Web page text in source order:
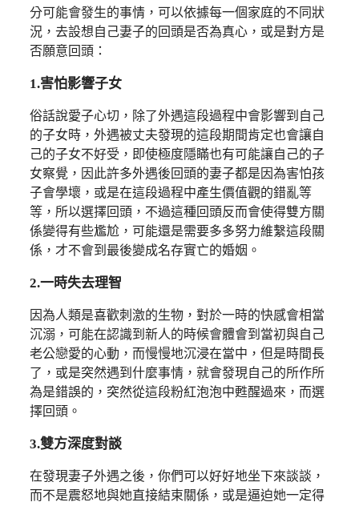
分可能會發生的事情，可以依據每一個家庭的不同狀
況，去設想自己妻子的回頭是否為真心，或是對方是
否願意回頭：
1.害怕影響子女
俗話說愛子心切，除了外遇這段過程中會影響到自己
的子女時，外遇被丈夫發現的這段期間肯定也會讓自
己的子女不好受，即使極度隱瞞也有可能讓自己的子
女察覺，因此許多外遇後回頭的妻子都是因為害怕孩
子會學壞，或是在這段過程中產生價值觀的錯亂等
等，所以選擇回頭，不過這種回頭反而會使得雙方關
係變得有些尷尬，可能還是需要多多努力維繫這段關
係，才不會到最後變成名存實亡的婚姻。
2.一時失去理智
因為人類是喜歡刺激的生物，對於一時的快感會相當
沉溺，可能在認識到新人的時候會體會到當初與自己
老公戀愛的心動，而慢慢地沉浸在當中，但是時間長
了，或是突然遇到什麼事情，就會發現自己的所作所
為是錯誤的，突然從這段粉紅泡泡中甦醒過來，而選
擇回頭。
3.雙方深度對談
在發現妻子外遇之後，你們可以好好地坐下來談談，
而不是震怒地與她直接結束關係，或是逼迫她一定得